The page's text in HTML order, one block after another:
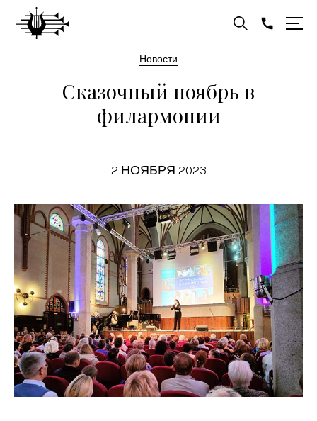
Новости
Сказочный ноябрь в
филармонии
2 НОЯБРЯ 2023